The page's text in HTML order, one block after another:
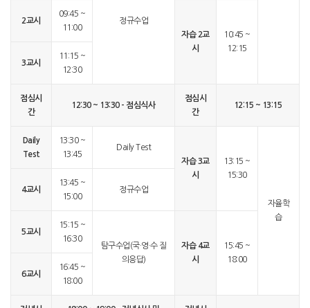
정규수업
2교시
09:45 ~
11:00
자습 2교
시
10:45 ~
12:15
3교시
11:15 ~
12:30
점심시
간
12:30 ~ 13:30 - 점심식사
점심시
간
12:15 ~ 13:15
Daily
Test
13:30 ~
13:45
Daily Test
자습 3교
시
13:15 ~
15:30
자율학
습
4교시
13:45 ~
15:00
정규수업
5교시
15:15 ~
16:30
탐구수업(국·영·수 질
의응답)
자습 4교
시
15:45 ~
18:00
6교시
16:45 ~
18:00